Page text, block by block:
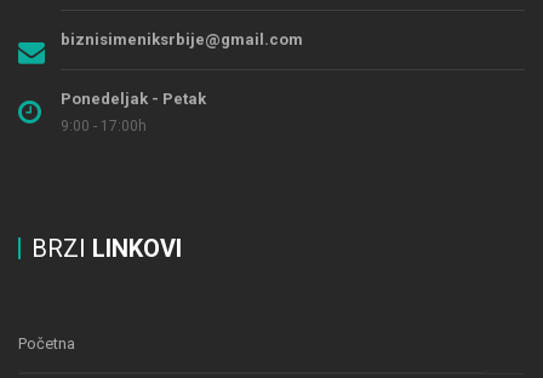
biznisimeniksrbije@gmail.com
Ponedeljak - Petak
9:00 - 17:00h
BRZI LINKOVI
Početna